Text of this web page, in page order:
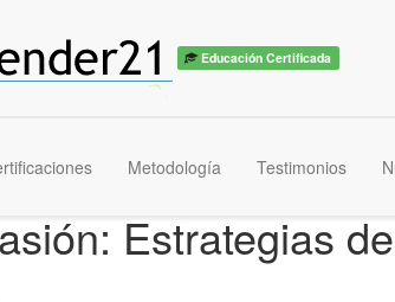
Educación Certificada
Metodología Testimonios
Estrategias